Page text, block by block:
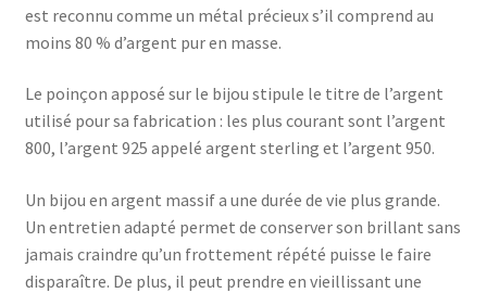
est reconnu comme un métal précieux s’il comprend au
moins 80 % d’argent pur en masse.
Le poinçon apposé sur le bijou stipule le titre de l’argent
utilisé pour sa fabrication : les plus courant sont l’argent
800, l’argent 925 appelé argent sterling et l’argent 950.
Un bijou en argent massif a une durée de vie plus grande.
Un entretien adapté permet de conserver son brillant sans
jamais craindre qu’un frottement répété puisse le faire
disparaître. De plus, il peut prendre en vieillissant une